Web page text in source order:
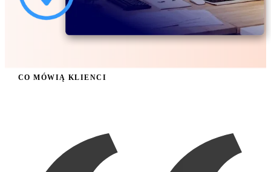
CO MÓWIĄ KLIENCI